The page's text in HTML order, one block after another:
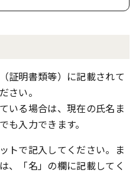
証明書類等）に記載されて
さい。
いる場合は、現在の氏名ま
も入力できます。
トで記入してください。ま
、「名」の欄に記載してく